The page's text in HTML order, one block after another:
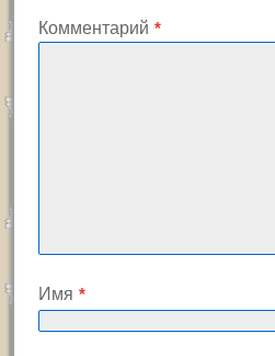
Комментарий *
Имя *